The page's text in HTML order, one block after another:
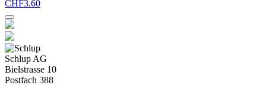
CHF3.60
Schlup AG
Bielstrasse 10
Postfach 388